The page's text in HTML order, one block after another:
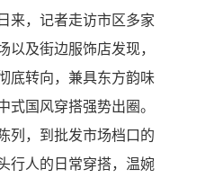
来，记者走访市区多家
以及街边服饰店发现，
底转向，兼具东方韵味
式国风穿搭强势出圈。
列，到批发市场档口的
行人的日常穿搭，温婉